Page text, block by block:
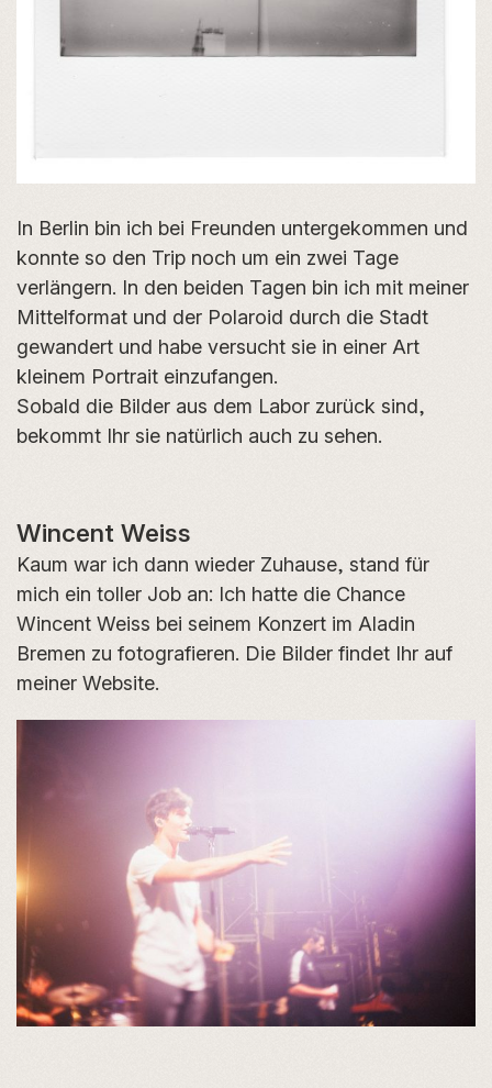
In Berlin bin ich bei Freunden untergekommen und
konnte so den Trip noch um ein zwei Tage
verlängern. In den beiden Tagen bin ich mit meiner
Mittelformat und der Polaroid durch die Stadt
gewandert und habe versucht sie in einer Art
kleinem Portrait einzufangen.
Sobald die Bilder aus dem Labor zurück sind,
bekommt Ihr sie natürlich auch zu sehen.
Wincent Weiss
Kaum war ich dann wieder Zuhause, stand für
mich ein toller Job an: Ich hatte die Chance
Wincent Weiss bei seinem Konzert im Aladin
Bremen zu fotografieren. Die Bilder findet Ihr auf
meiner Website.